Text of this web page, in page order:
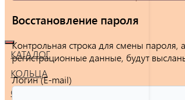
КАТАЛОГ
КОЛЬЦА
СЕРЬГИ
Восстановление пароля
Контрольная строка для смены пароля,
регистрационные данные, будут
Логин (E-mail)